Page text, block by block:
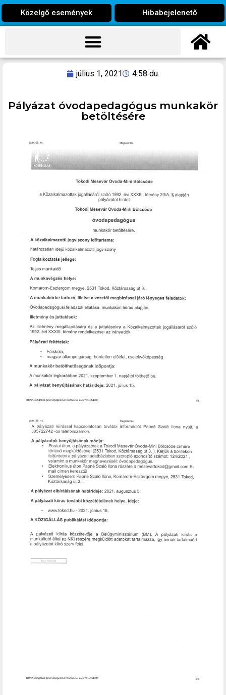
Közelgő események Hibabejelenető
július 1, 2021 4:58 du.
Pályázat óvodapedagógus munkakör
betöltésére